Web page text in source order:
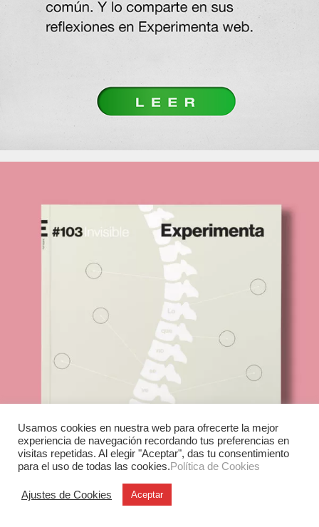
Usamos cookies en nuestra web para ofrecerte la mejor
experiencia de navegación recordando tus preferencias en
visitas repetidas. Al elegir "Aceptar", das tu consentimiento
para el uso de todas las cookies.Política de Cookies
Ajustes de Cookies Aceptar